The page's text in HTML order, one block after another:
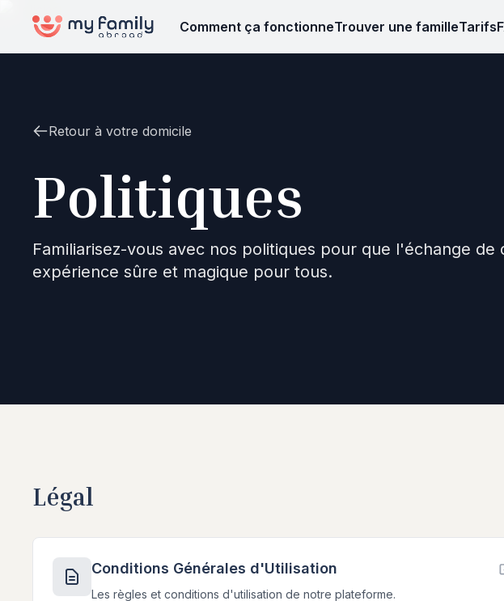
Comment ça fonctionneTrouver une familleTarifs
Retour à votre domicile
Politiques
Familiarisez-vous avec nos politiques pour que l'échange de
expérience sûre et magique pour tous.
Légal
Conditions Générales d'Utilisation
Les règles et conditions d'utilisation de notre plateforme.